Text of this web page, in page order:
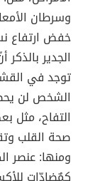
وسرطان
خفض ارتفاع
الجدير
توجد في
الشخص لن
التفاح، مثل
صحة القلب
ومنها: عنصر